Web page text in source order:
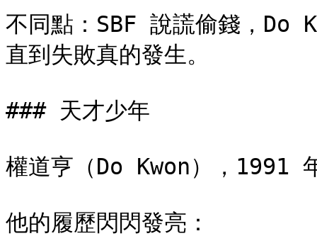
不同點：SBF 說謊偷錢，Do
直到失敗真的發生。
### 天才少年
權道亨（Do Kwon），1991
他的履歷閃閃發亮：